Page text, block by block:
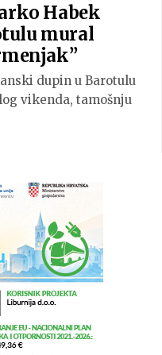
Habek
mural
dupin u Barotulu
vikenda, tamošnju